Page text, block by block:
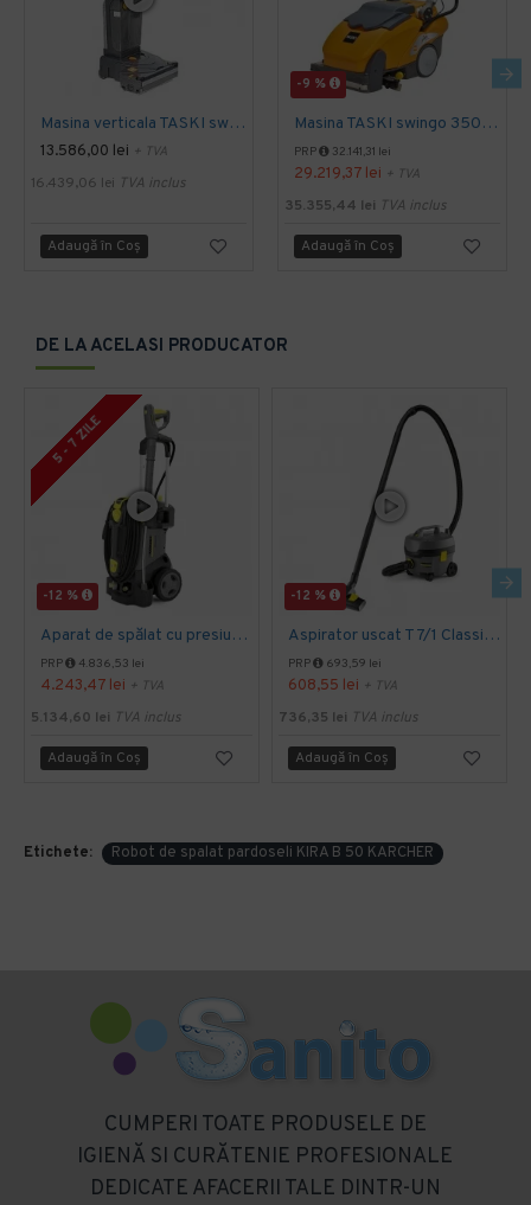
Masina verticala TASKI swingo 150 E EURO, 1100W
13.586,00 lei + TVA
16.439,06 lei TVA inclus
Adaugă în Coş
-9 %
Masina TASKI swingo 350 B BMS EURO
PRP 32.141,31 lei
29.219,37 lei + TVA
35.355,44 lei TVA inclus
Adaugă în Coş
DE LA ACELASI PRODUCATOR
-12 %
5 - 7 ZILE
Aparat de spălat cu presiune HD 5/15 C Plus, Kärcher
PRP 4.836,53 lei
4.243,47 lei + TVA
5.134,60 lei TVA inclus
Adaugă în Coş
-12 %
Aspirator uscat T 7/1 Classic, Kärcher
PRP 693,59 lei
608,55 lei + TVA
736,35 lei TVA inclus
Adaugă în Coş
Etichete: Robot de spalat pardoseli KIRA B 50 KARCHER
CUMPERI TOATE PRODUSELE DE
IGIENĂ SI CURĂTENIE PROFESIONALE
DEDICATE AFACERII TALE DINTR-UN